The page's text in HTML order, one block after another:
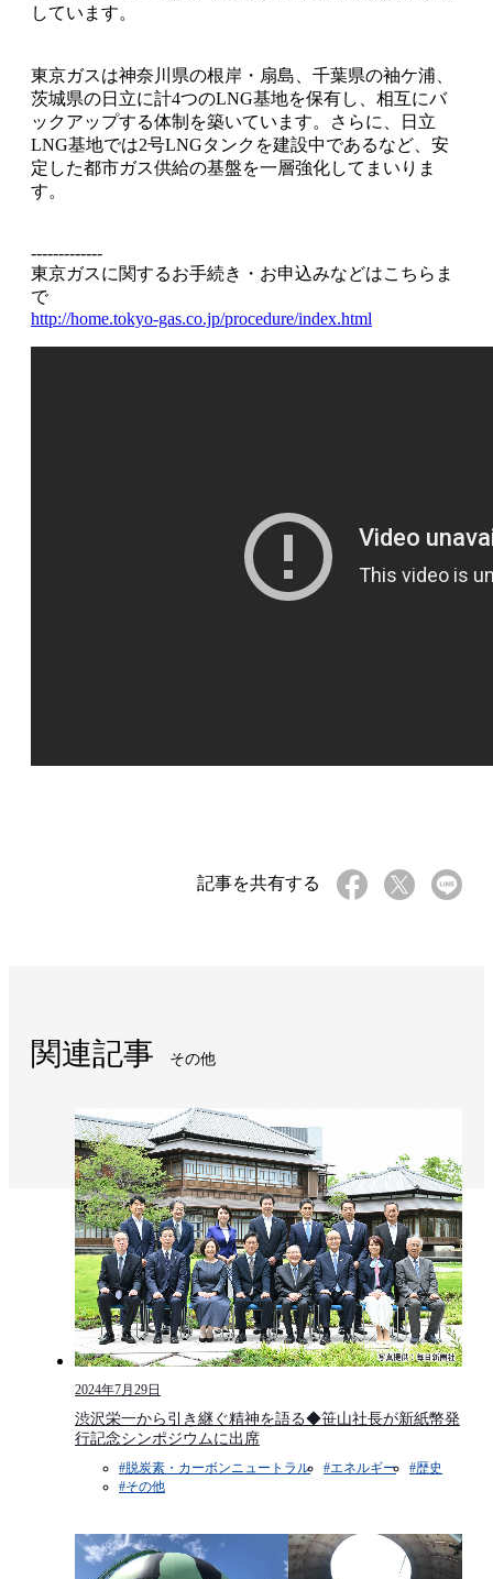
しています。
東京ガスは神奈川県の根岸・扇島、千葉県の袖ケ浦、
茨城県の日立に計4つのLNG基地を保有し、相互にバ
ックアップする体制を築いています。さらに、日立
LNG基地では2号LNGタンクを建設中であるなど、安
定した都市ガス供給の基盤を一層強化してまいりま
す。
-------------
東京ガスに関するお手続き・お申込みなどはこちらま
で
http://home.tokyo-gas.co.jp/procedure/index.html
記事を共有する
関連記事 その他
2024年7月29日
渋沢栄一から引き継ぐ精神を語る◆笹山社長が新紙幣発
行記念シンポジウムに出席
#脱炭素・カーボンニュートラル #エネルギー
#歴史
#その他